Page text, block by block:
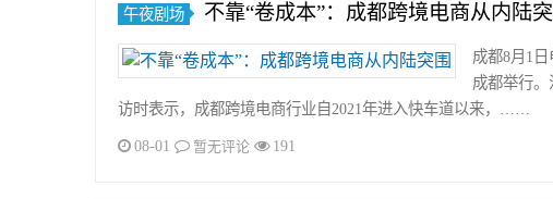
午夜剧场 不靠“卷成本”：成都跨境电商从内陆
成都8月1
成都举行
访时表示，成都跨境电商行业自2021年进入快车道以来，……
08-01 暂无评论 191